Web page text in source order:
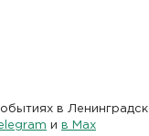
в
и в Maх